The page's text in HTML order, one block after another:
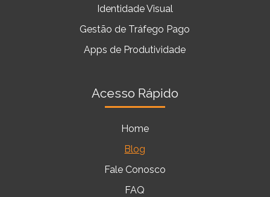
Identidade Visual
Gestão de Tráfego Pago
Apps de Produtividade
Acesso Rápido
Home
Blog
Fale Conosco
FAQ